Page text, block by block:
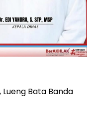
Lueng Bata Banda